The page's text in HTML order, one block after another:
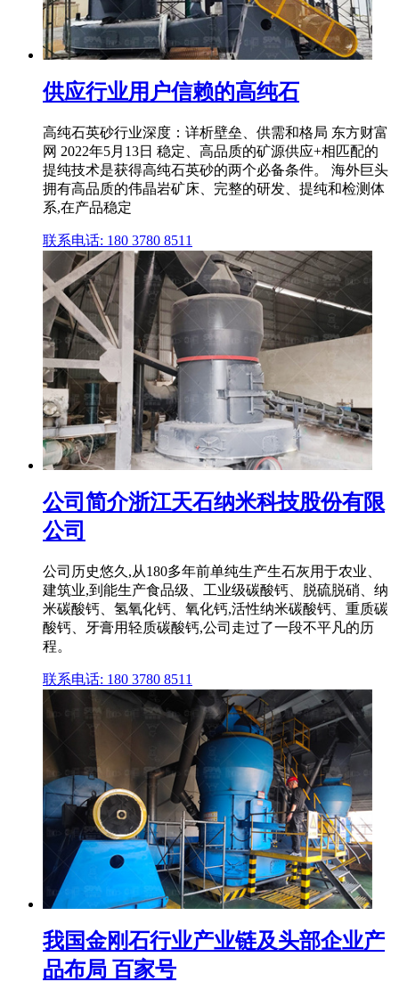
供应行业用户信赖的高纯石
高纯石英砂行业深度：详析壁垒、供需和格局 东方财富
网 2022年5月13日 稳定、高品质的矿源供应+相匹配的
提纯技术是获得高纯石英砂的两个必备条件。 海外巨头
拥有高品质的伟晶岩矿床、完整的研发、提纯和检测体
系,在产品稳定
联系电话: 180 3780 8511
公司简介浙江天石纳米科技股份有限
公司
公司历史悠久,从180多年前单纯生产生石灰用于农业、
建筑业,到能生产食品级、工业级碳酸钙、脱硫脱硝、纳
米碳酸钙、氢氧化钙、氧化钙,活性纳米碳酸钙、重质碳
酸钙、牙膏用轻质碳酸钙,公司走过了一段不平凡的历
程。
联系电话: 180 3780 8511
我国金刚石行业产业链及头部企业产
品布局 百家号